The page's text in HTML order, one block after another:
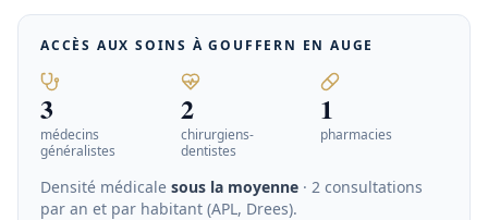
ACCÈS AUX SOINS ÀGOUFFERN EN AUGE
3
médecins
généralistes
2
chirurgiens-
dentistes
1
pharmacies
Densité médicale sous la moyenne · 2 consultations
par an et par habitant (APL, Drees).